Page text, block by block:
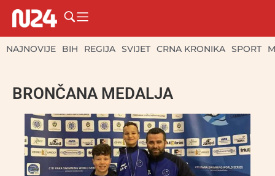
NAJNOVIJE BIH REGIJA SVIJET CRNA KRONIKA SPORT
BRONČANA MEDALJA